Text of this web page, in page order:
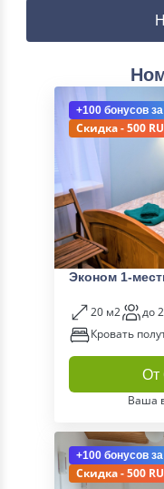
+100 бонусов
Скидка - 500
Эконом 1-
20 м2
до
Кровать
От
Ваша
+100 бонусов
Скидка - 500